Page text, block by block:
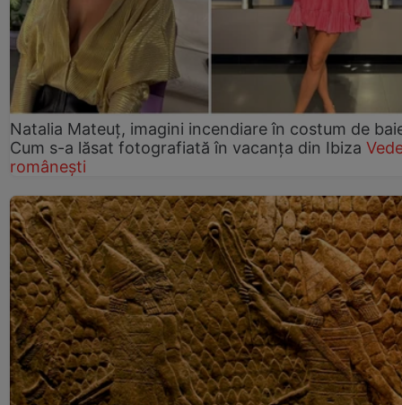
Natalia Mateuț, imagini incendiare în costum de
Cum s-a lăsat fotografiată în vacanța din Ibiza
românești